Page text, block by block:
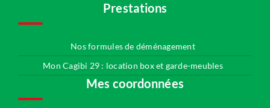
Prestations
Nos formules de déménagement
Mon Cagibi 29 : location box et garde-meubles
Mes coordonnées